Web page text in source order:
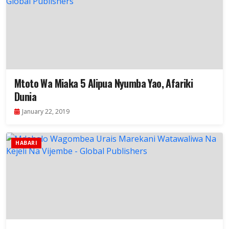
Mtoto Wa Miaka 5 Alipua Nyumba Yao, Afariki
Dunia
January 22, 2019
HABARI